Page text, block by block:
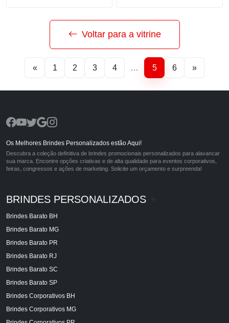
Voltar para a vitrine
« 1 2 3 4 … 5 6 »
Os Melhores Brindes Personalizados estão Aqui!
Descubra a coleção definitiva de brindes promocionais personalizados para alavancar
sua marca. Encontre opções criativas e de alta qualidade para eventos corporativos,
feiras, congressos e ações de marketing. Solicite um orçamento e surpreenda!
BRINDES PERSONALIZADOS
Brindes Barato BH
Brindes Barato MG
Brindes Barato PR
Brindes Barato RJ
Brindes Barato SC
Brindes Barato SP
Brindes Corporativos BH
Brindes Corporativos MG